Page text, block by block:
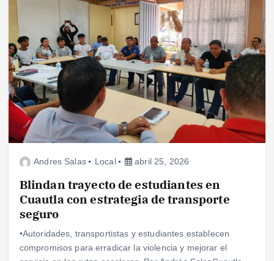
Andres Salas Local abril 25, 2026
Blindan trayecto de estudiantes en
Cuautla con estrategia de transporte
seguro
•Autoridades, transportistas y estudiantes establecen
compromisos para erradicar la violencia y mejorar el